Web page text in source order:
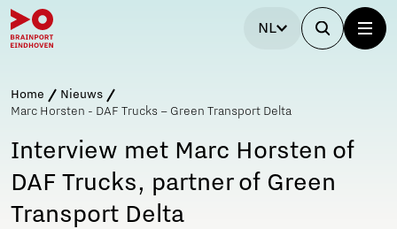
NL
Home
Nieuws
Marc Horsten - DAF Trucks – Green Transport Delta
Interview met Marc Horsten of
DAF Trucks, partner of Green
Transport Delta